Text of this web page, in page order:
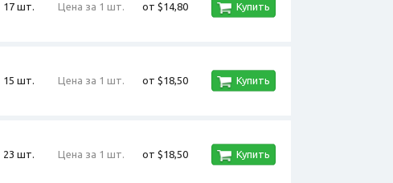
17 шт. Цена за 1 шт. от $14,80 Купить
15 шт. Цена за 1 шт. от $18,50 Купить
23 шт. Цена за 1 шт. от $18,50 Купить